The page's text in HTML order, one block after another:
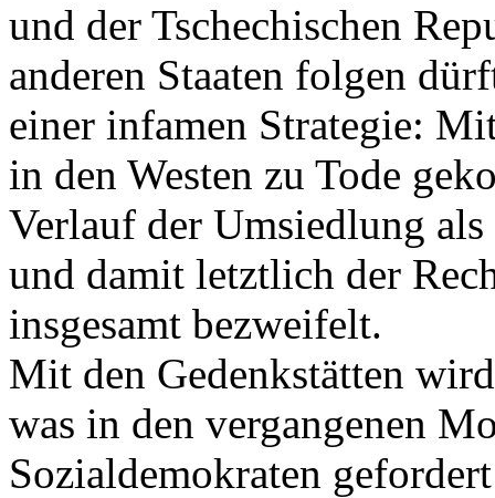
und der Tschechischen
anderen Staaten folgen
einer infamen Strategie:
in den Westen zu Tode
Verlauf der Umsiedlung
und damit letztlich der
insgesamt bezweifelt.
Mit den Gedenkstätten
was in den vergangenen
Sozialdemokraten